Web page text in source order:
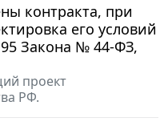
контракта, при
его условий
Закона № 44-ФЗ,
проект
РФ.